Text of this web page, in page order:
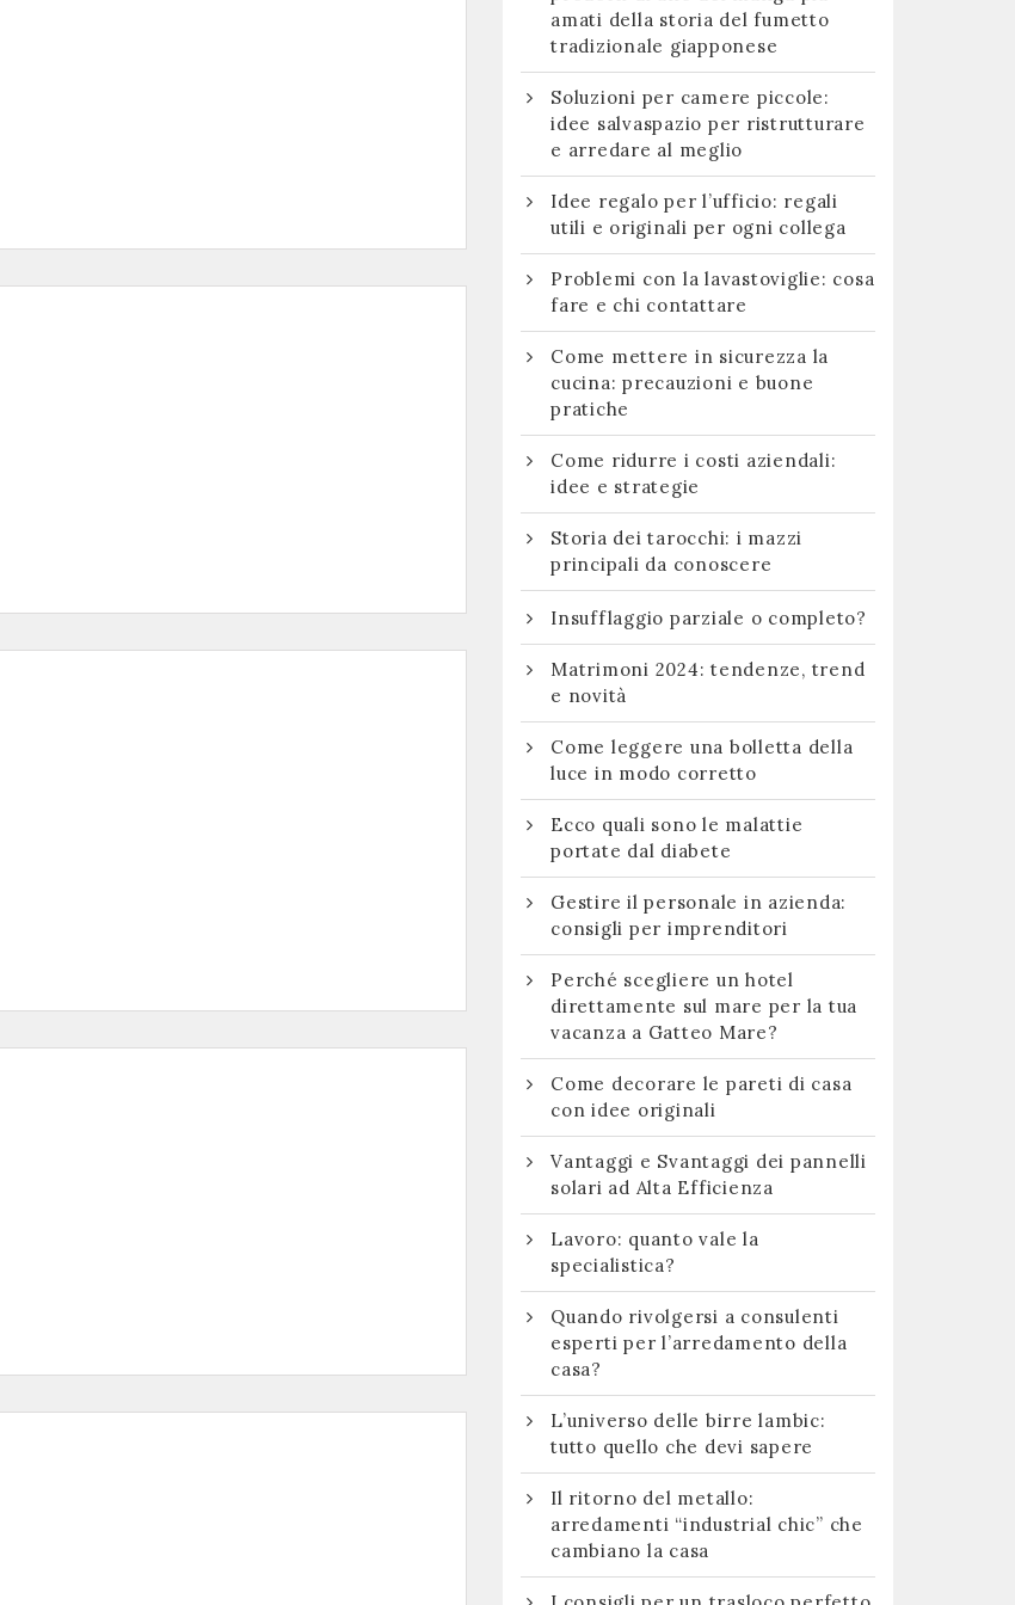
amati della storia del fumetto
tradizionale giapponese
Soluzioni per camere piccole:
idee salvaspazio per ristrutturare
e arredare al meglio
Idee regalo per l’ufficio: regali
utili e originali per ogni collega
Problemi con la lavastoviglie: cosa
fare e chi contattare
Come mettere in sicurezza la
cucina: precauzioni e buone
pratiche
Come ridurre i costi aziendali:
idee e strategie
Storia dei tarocchi: i mazzi
principali da conoscere
Insufflaggio parziale o completo?
Matrimoni 2024: tendenze, trend
e novità
Come leggere una bolletta della
luce in modo corretto
Ecco quali sono le malattie
portate dal diabete
Gestire il personale in azienda:
consigli per imprenditori
Perché scegliere un hotel
direttamente sul mare per la tua
vacanza a Gatteo Mare?
Come decorare le pareti di casa
con idee originali
Vantaggi e Svantaggi dei pannelli
solari ad Alta Efficienza
Lavoro: quanto vale la
specialistica?
Quando rivolgersi a consulenti
esperti per l’arredamento della
casa?
L’universo delle birre lambic:
tutto quello che devi sapere
Il ritorno del metallo:
arredamenti “industrial chic” che
cambiano la casa